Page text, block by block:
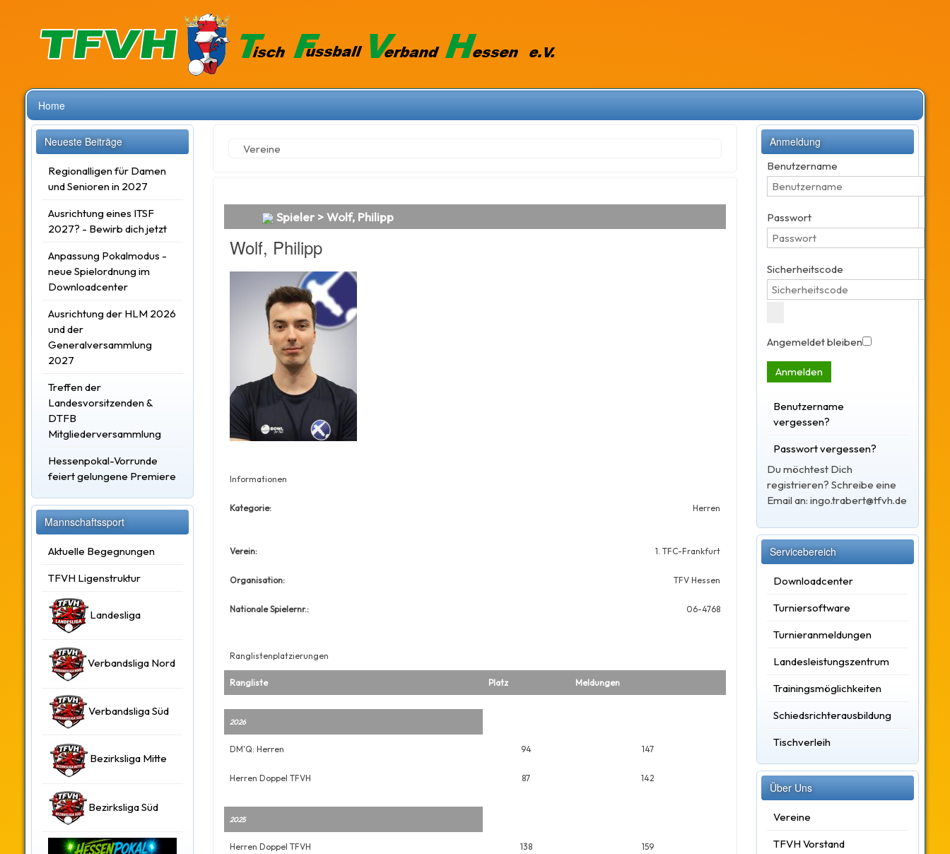
Home
Neueste Beiträge
Regionalligen für Damen
und Senioren in 2027
Ausrichtung eines ITSF
2027? - Bewirb dich jetzt
Anpassung Pokalmodus -
neue Spielordnung im
Downloadcenter
Ausrichtung der HLM 2026
und der
Generalversammlung
2027
Treffen der
Landesvorsitzenden &
DTFB
Mitgliederversammlung
Hessenpokal-Vorrunde
feiert gelungene Premiere
Mannschaftssport
Aktuelle Begegnungen
TFVH Ligenstruktur
Landesliga
Verbandsliga Nord
Verbandsliga Süd
Bezirksliga Mitte
Bezirksliga Süd
Vereine
Spieler > Wolf, Philipp
Wolf, Philipp
Informationen
Kategorie: Herren
Verein: 1. TFC-Frankfurt
Organisation: TFV Hessen
Nationale Spielernr.: 06-4768
Ranglistenplatzierungen
Rangliste Platz Meldungen
2026
DM'Q: Herren 94 147
Herren Doppel TFVH 87 142
2025
Herren Doppel TFVH 138 159
Anmeldung
Benutzername
Passwort
Sicherheitscode
Angemeldet bleiben
Anmelden
Benutzername
vergessen?
Passwort vergessen?
Du möchtest Dich
registrieren? Schreibe eine
Email an: ingo.trabert@tfvh.de
Servicebereich
Downloadcenter
Turniersoftware
Turnieranmeldungen
Landesleistungszentrum
Trainingsmöglichkeiten
Schiedsrichterausbildung
Tischverleih
Über Uns
Vereine
TFVH Vorstand